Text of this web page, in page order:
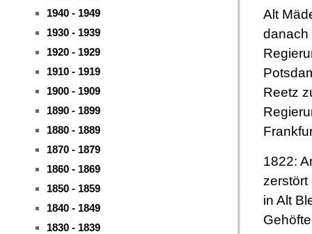
1940 - 1949
1930 - 1939
1920 - 1929
1910 - 1919
1900 - 1909
1890 - 1899
1880 - 1889
1870 - 1879
1860 - 1869
1850 - 1859
1840 - 1849
1830 - 1839
Alt
danach
Reetz
1822:
zerstört
in Alt